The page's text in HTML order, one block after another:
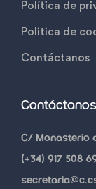
Política de
Politica de
Contáctanos
Contáctanos
C/ Monasterio
(+34) 917 508